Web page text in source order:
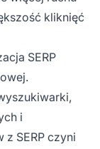
kliknięć
SERP
i
z SERP czyni